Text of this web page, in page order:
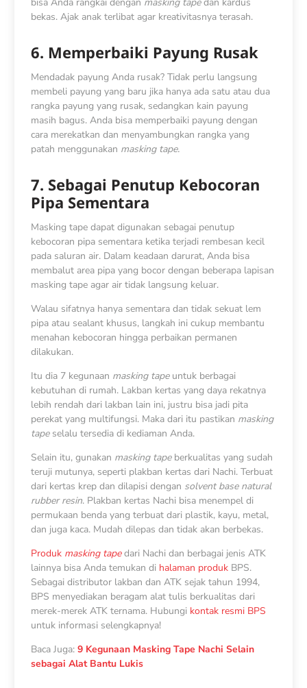
bekas. Ajak anak terlibat agar kreativitasnya terasah.
6. Memperbaiki Payung Rusak
Mendadak payung Anda rusak? Tidak perlu langsung
membeli payung yang baru jika hanya ada satu atau dua
rangka payung yang rusak, sedangkan kain payung
masih bagus. Anda bisa memperbaiki payung dengan
cara merekatkan dan menyambungkan rangka yang
patah menggunakan masking tape.
7. Sebagai Penutup Kebocoran
Pipa Sementara
Masking tape dapat digunakan sebagai penutup
kebocoran pipa sementara ketika terjadi rembesan kecil
pada saluran air. Dalam keadaan darurat, Anda bisa
membalut area pipa yang bocor dengan beberapa lapisan
masking tape agar air tidak langsung keluar.
Walau sifatnya hanya sementara dan tidak sekuat lem
pipa atau sealant khusus, langkah ini cukup membantu
menahan kebocoran hingga perbaikan permanen
dilakukan.
Itu dia 7 kegunaan masking tape untuk berbagai
kebutuhan di rumah. Lakban kertas yang daya rekatnya
lebih rendah dari lakban lain ini, justru bisa jadi pita
perekat yang multifungsi. Maka dari itu pastikan masking
tape selalu tersedia di kediaman Anda.
Selain itu, gunakan masking tape berkualitas yang sudah
teruji mutunya, seperti plakban kertas dari Nachi. Terbuat
dari kertas krep dan dilapisi dengan solvent base natural
rubber resin. Plakban kertas Nachi bisa menempel di
permukaan benda yang terbuat dari plastik, kayu, metal,
dan juga kaca. Mudah dilepas dan tidak akan berbekas.
Produk masking tape dari Nachi dan berbagai jenis ATK
lainnya bisa Anda temukan di halaman produk BPS.
Sebagai distributor lakban dan ATK sejak tahun 1994,
BPS menyediakan beragam alat tulis berkualitas dari
merek-merek ATK ternama. Hubungi kontak resmi BPS
untuk informasi selengkapnya!
Baca Juga:9 Kegunaan Masking Tape Nachi Selain
sebagai Alat Bantu Lukis